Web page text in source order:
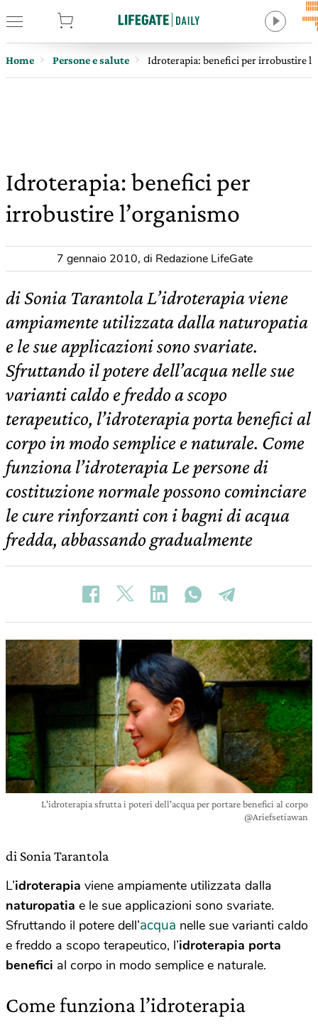
Home Persone e salute Idroterapia: benefici per irrobustire
Idroterapia: benefici per
irrobustire l’organismo
7 gennaio 2010, di Redazione LifeGate
di Sonia Tarantola L’idroterapia viene
ampiamente utilizzata dalla naturopatia
e le sue applicazioni sono svariate.
Sfruttando il potere dell’acqua nelle sue
varianti caldo e freddo a scopo
terapeutico, l’idroterapia porta benefici al
corpo in modo semplice e naturale. Come
funziona l’idroterapia Le persone di
costituzione normale possono cominciare
le cure rinforzanti con i bagni di acqua
fredda, abbassando gradualmente
L'idroterapia sfrutta i poteri dell'acqua per portare benefici al corpo
@Ariefsetiawan
di Sonia Tarantola
L’idroterapia viene ampiamente utilizzata dalla
naturopatia e le sue applicazioni sono svariate.
Sfruttando il potere dell’acqua nelle sue varianti caldo
e freddo a scopo terapeutico, l’idroterapia porta
benefici al corpo in modo semplice e naturale.
Come funziona l’idroterapia